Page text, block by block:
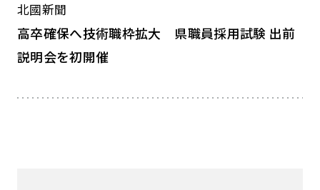
北國新聞
高卒確保へ技術職枠拡大 県職員採用試験 出前
説明会を初開催